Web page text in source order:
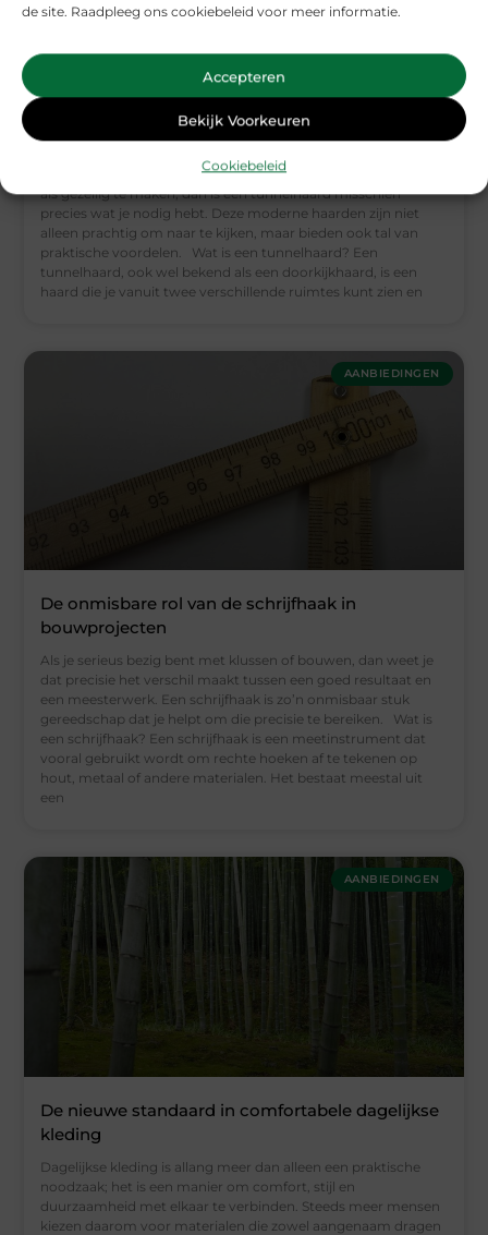
de site. Raadpleeg ons cookiebeleid voor meer informatie.
Accepteren
Bekijk Voorkeuren
Cookiebeleid
De magie van tunnelhaarden: een dubbelzijdig
vuurbeeld
Als je op zoek bent naar een manier om je huis zowel stijlvol
als gezellig te maken, dan is een tunnelhaard misschien
precies wat je nodig hebt. Deze moderne haarden zijn niet
alleen prachtig om naar te kijken, maar bieden ook tal van
praktische voordelen. Wat is een tunnelhaard? Een
tunnelhaard, ook wel bekend als een doorkijkhaard, is een
haard die je vanuit twee verschillende ruimtes kunt zien en
AANBIEDINGEN
De onmisbare rol van de schrijfhaak in
bouwprojecten
Als je serieus bezig bent met klussen of bouwen, dan weet je
dat precisie het verschil maakt tussen een goed resultaat en
een meesterwerk. Een schrijfhaak is zo’n onmisbaar stuk
gereedschap dat je helpt om die precisie te bereiken. Wat is
een schrijfhaak? Een schrijfhaak is een meetinstrument dat
vooral gebruikt wordt om rechte hoeken af te tekenen op
hout, metaal of andere materialen. Het bestaat meestal uit
een
AANBIEDINGEN
De nieuwe standaard in comfortabele dagelijkse
kleding
Dagelijkse kleding is allang meer dan alleen een praktische
noodzaak; het is een manier om comfort, stijl en
duurzaamheid met elkaar te verbinden. Steeds meer mensen
kiezen daarom voor materialen die zowel aangenaam dragen